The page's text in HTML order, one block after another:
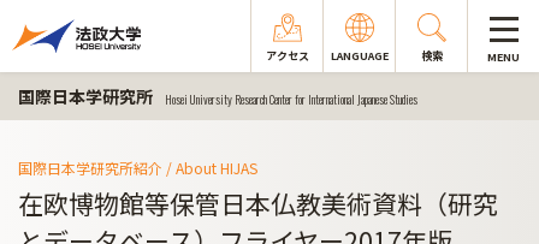
アクセス LANGUAGE 検索 MENU
国際日本学研究所 Hosei University Research Center for International Japanese Studies
国際日本学研究所紹介 / About HIJAS
在欧博物館等保管日本仏教美術資料（研究